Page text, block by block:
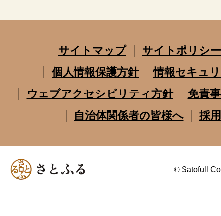
サイトマップ
サイトポリシー
個人情報保護方針
情報セキュ
ウェブアクセシビリティ方針
免責
自治体関係者の皆様へ
採
© Satofull